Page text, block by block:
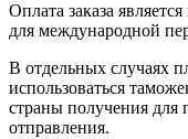
Оплата заказа
для международной
В отдельных случаях
использоваться
страны получения для
отправления.